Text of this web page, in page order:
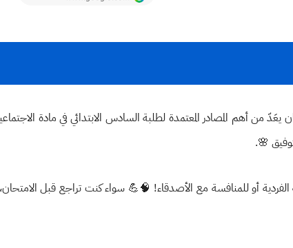
يعَدّ من أهم المصادر المعتمدة لطلبة السادس الابتدائي في مادة
🌸.
أو للمنافسة مع الأصدقاء! 🧠💪 سواء كنت تراجع قبل